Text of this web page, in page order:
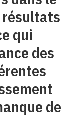
résultats
qui
des
de